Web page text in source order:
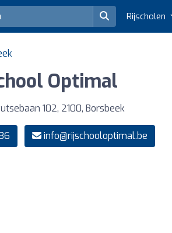
Rijscholen
Optimal
102, 2100, Borsbeek
info@rijschooloptimal.be